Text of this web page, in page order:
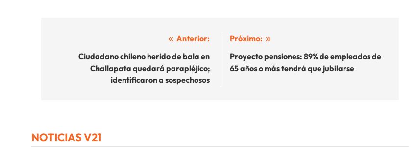
entradas
Anterior:
Ciudadano chileno herido de bala en
Challapata quedará parapléjico;
identificaron a sospechosos
Próximo:
Proyecto pensiones: 89% de empleados de
65 años o más tendrá que jubilarse
NOTICIAS V21